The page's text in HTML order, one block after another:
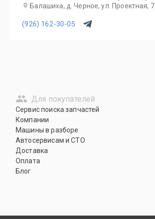
Балашиха, д. Черное, ул. Проектная, 7
(926) 162-30-05
Для покупателей
Сервис поиска запчастей
Компании
Машины в разборе
Автосервисам и СТО
Доставка
Оплата
Блог